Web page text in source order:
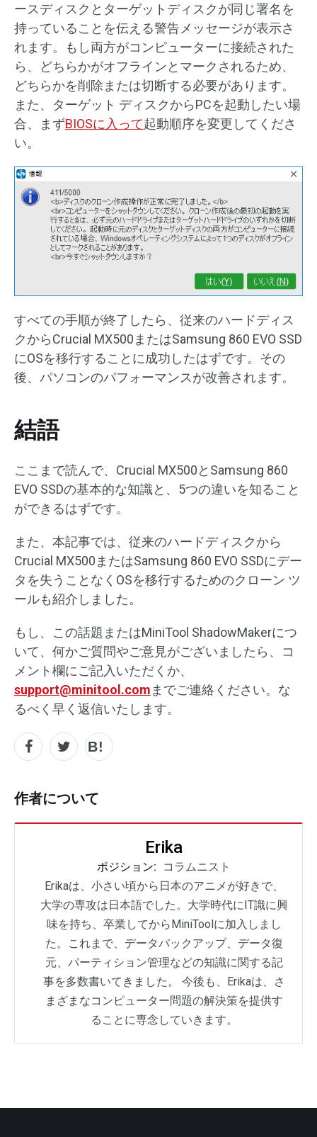
ースディスクとターゲットディスクが同じ署名を
持っていることを伝える警告メッセージが表示さ
れます。もし両方がコンピューターに接続された
ら、どちらかがオフラインとマークされるため、
どちらかを削除または切断する必要があります。
また、ターゲット ディスクからPCを起動したい場
合、まずBIOSに入って起動順序を変更してくださ
い。
すべての手順が終了したら、従来のハードディス
クからCrucial MX500またはSamsung 860 EVO SSD
にOSを移行することに成功したはずです。その
後、パソコンのパフォーマンスが改善されます。
結語
ここまで読んで、Crucial MX500とSamsung 860
EVO SSDの基本的な知識と、5つの違いを知ること
ができるはずです。
また、本記事では、従来のハードディスクから
Crucial MX500またはSamsung 860 EVO SSDにデー
タを失うことなくOSを移行するためのクローン ツ
ールも紹介しました。
もし、この話題またはMiniTool ShadowMakerにつ
いて、何かご質問やご意見がございましたら、コ
メント欄にご記入いただくか、
support@minitool.comまでご連絡ください。な
るべく早く返信いたします。
作者について
Erika
ポジション:
コラムニスト
Erikaは、小さい頃から日本のアニメが好きで、
大学の専攻は日本語でした。大学時代にIT識に興
味を持ち、卒業してからMiniToolに加入しまし
た。これまで、データバックアップ、データ復
元、パーティション管理などの知識に関する記
事を多数書いてきました。 今後も、Erikaは、さ
まざまなコンピューター問題の解決策を提供す
ることに専念していきます。